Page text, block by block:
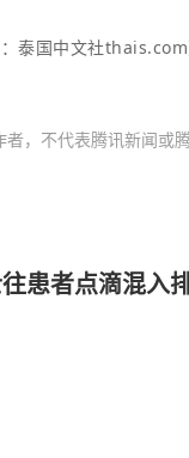
泰国中文社thais.com
，不代表腾讯新闻或
患者点滴混入